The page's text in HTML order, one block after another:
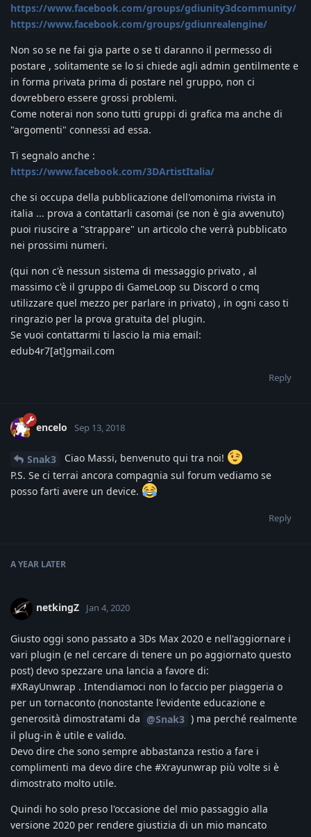
https://www.facebook.com/groups/gdiunity3dcommunity/
https://www.facebook.com/groups/gdiunrealengine/
Non so se ne fai gia parte o se ti daranno il permesso di
postare , solitamente se lo si chiede agli admin gentilmente e
in forma privata prima di postare nel gruppo, non ci
dovrebbero essere grossi problemi.
Come noterai non sono tutti gruppi di grafica ma anche di
"argomenti" connessi ad essa.
Ti segnalo anche :
https://www.facebook.com/3DArtistItalia/
che si occupa della pubblicazione dell'omonima rivista in
italia ... prova a contattarli casomai (se non è gia avvenuto)
puoi riuscire a "strappare" un articolo che verrà pubblicato
nei prossimi numeri.
(qui non c'è nessun sistema di messaggio privato , al
massimo c'è il gruppo di GameLoop su Discord o cmq
utilizzare quel mezzo per parlare in privato) , in ogni caso ti
ringrazio per la prova gratuita del plugin.
Se vuoi contattarmi ti lascio la mia email:
edub4r7[at]gmail.com
Reply
encelo Sep 13, 2018
Snak3
Ciao Massi, benvenuto qui tra noi!
P.S. Se ci terrai ancora compagnia sul forum vediamo se
posso farti avere un device.
Reply
A YEAR LATER
netkingZ Jan 4, 2020
Giusto oggi sono passato a 3Ds Max 2020 e nell'aggiornare i
vari plugin (e nel cercare di tenere un po aggiornato questo
post) devo spezzare una lancia a favore di:
#XRayUnwrap . Intendiamoci non lo faccio per piaggeria o
per un tornaconto (nonostante l'evidente educazione e
generosità dimostratami da @Snak3 ) ma perché realmente
il plug-in è utile e valido.
Devo dire che sono sempre abbastanza restio a fare i
complimenti ma devo dire che #Xrayunwrap più volte si è
dimostrato molto utile.
Quindi ho solo preso l'occasione del mio passaggio alla
versione 2020 per rendere giustizia di un mio mancato